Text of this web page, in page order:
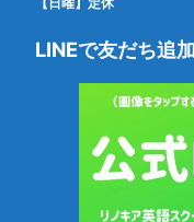
【日曜】定休
LINEで友だち追加